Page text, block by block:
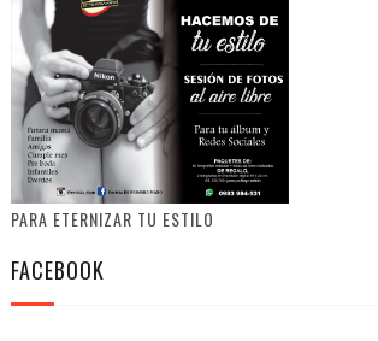
PARA ETERNIZAR TU ESTILO
FACEBOOK